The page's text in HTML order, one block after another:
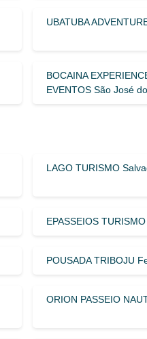
UBATUBA
BOCAINA
EVENTOS São José
LAGO TURISMO
EPASSEIOS
POUSADA TRIBOJU
ORION PASSEIO